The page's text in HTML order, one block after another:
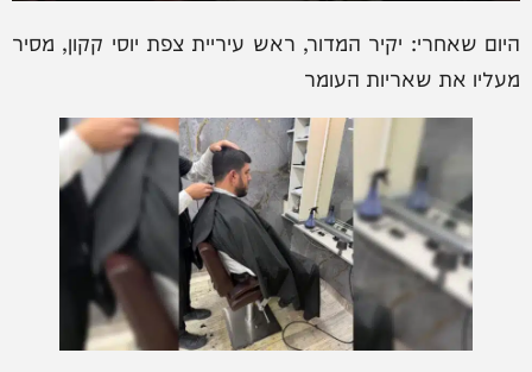
היום שאחרי: יקיר המדור, ראש עיריית צפת יוסי קקון, מסיר
מעליו את שאריות העומר